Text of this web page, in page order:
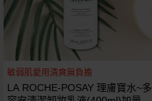
敏弱肌愛用清爽無負擔
LA ROCHE-POSAY 理膚寶水~多